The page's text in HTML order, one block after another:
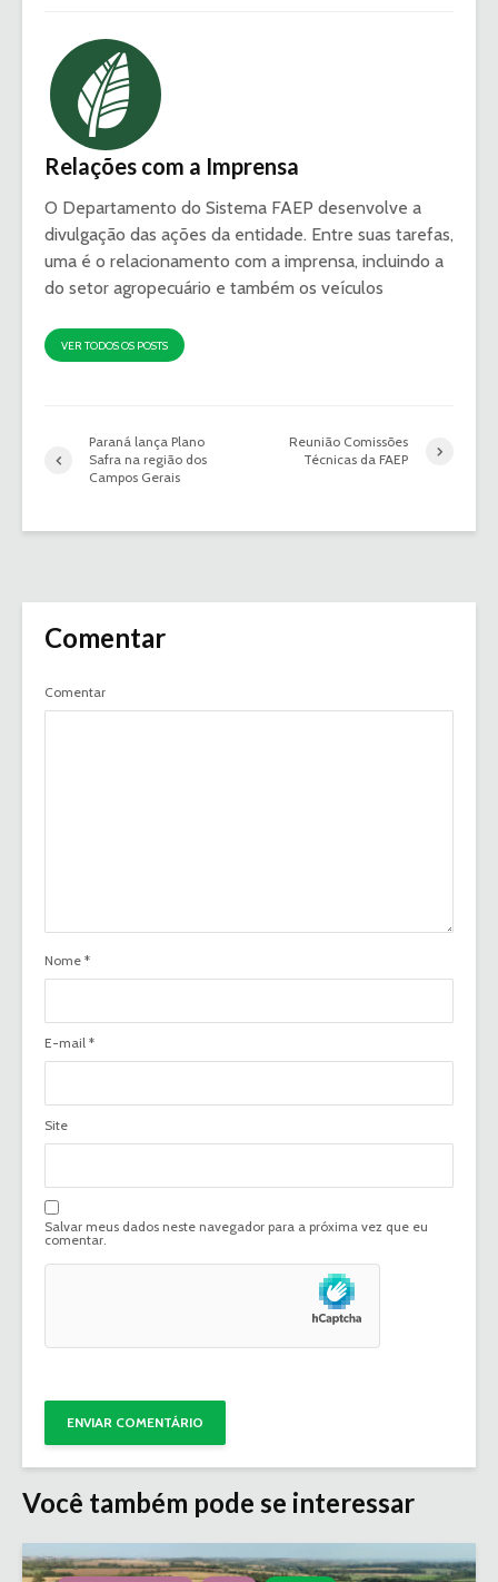
Relações com a Imprensa
O Departamento do Sistema FAEP desenvolve a
divulgação das ações da entidade. Entre suas tarefas,
uma é o relacionamento com a imprensa, incluindo a
do setor agropecuário e também os veículos
VER TODOS OS POSTS
Paraná lança Plano
Safra na região dos
Campos Gerais
Reunião Comissões
Técnicas da FAEP
Comentar
Comentar
Nome *
E-mail *
Site
Salvar meus dados neste navegador para a próxima vez que eu
comentar.
Você também pode se interessar